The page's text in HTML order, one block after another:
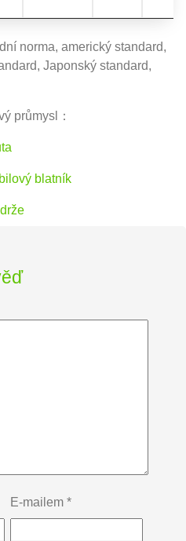
norma, americký standard,
Japonský standard,
průmysl：
blatník
E-mailem *